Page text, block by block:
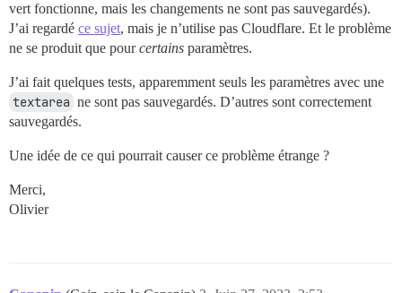
vert fonctionne, mais les changements ne sont pas sauvegardés).
J’ai regardé ce sujet, mais je n’utilise pas Cloudflare. Et le problème
ne se produit que pourcertains paramètres.
J’ai fait quelques tests, apparemment seuls les paramètres avec une
textarea ne sont pas sauvegardés. D’autres sont correctement
sauvegardés.
Une idée de ce qui pourrait causer ce problème étrange ?
Merci,
Olivier